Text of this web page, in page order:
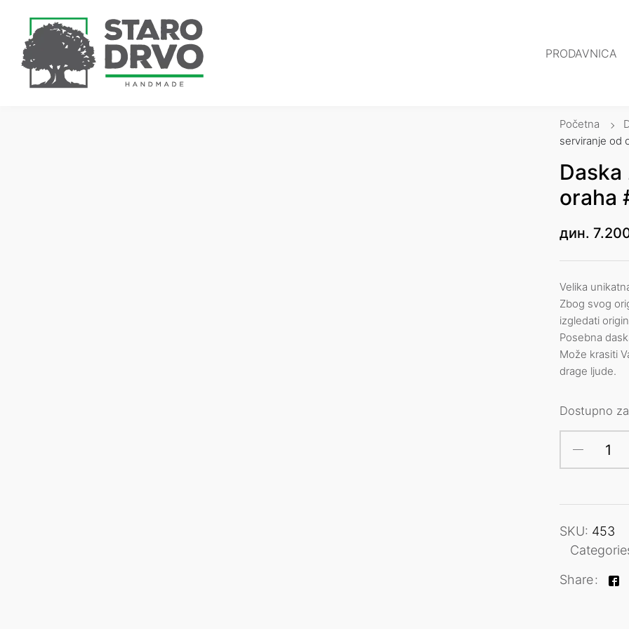
PRODAVNICA
Početna
serviranje od
oraha
дин.
Velika
Zbog svog
izgledati
Posebna
Može krasiti
drage ljude.
Dostupno
SKU: 453
Share